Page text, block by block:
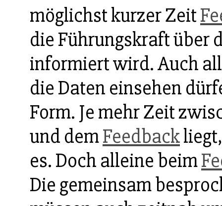
möglichst kurzer Zeit
die Führungskraft über
informiert wird. Auch
die Daten einsehen
Form. Je mehr Zeit
und demFeedback
es. Doch alleine beim
Die gemeinsam